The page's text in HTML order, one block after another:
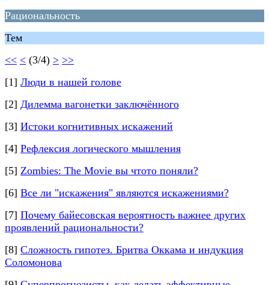
Рациональность
Тем
<< < (3/4) > >>
[1] Люди в нашей голове
[2] Дилемма вагонетки заключённого
[3] Истоки когнитивных искажений
[4] Рефлексия логического мышления
[5] Zombies: The Movie вы чтото поняли?
[6] Все ли "искажения" являются искажениями?
[7] Почему байесовская вероятность важнее других
проявлений рациональности?
[8] Сложность гипотез. Бритва Оккама и индукция
Соломонова